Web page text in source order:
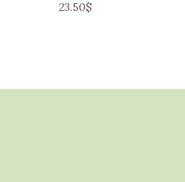
23.50$